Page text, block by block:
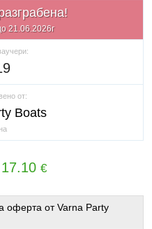
21.06.2026г
от:
Boats
17.10 €
оферта от Varna Party